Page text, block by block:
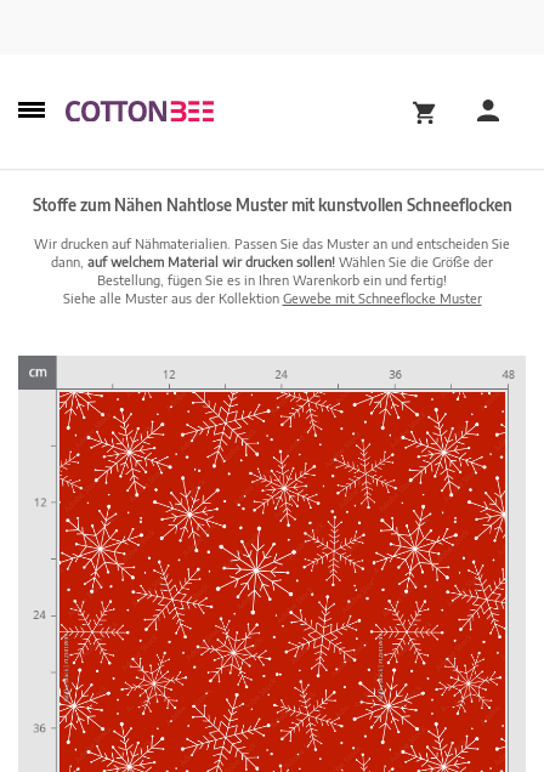
Stoffe zum Nähen Nahtlose Muster mit kunstvollen Schneeflocken
Wir drucken auf Nähmaterialien. Passen Sie das Muster an und entscheiden Sie
dann, auf welchem Material wir drucken sollen! Wählen Sie die Größe der
Bestellung, fügen Sie es in Ihren Warenkorb ein und fertig!
Siehe alle Muster aus der Kollektion Gewebe mit Schneeflocke Muster